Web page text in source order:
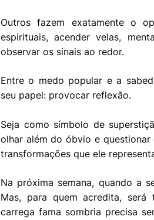
Outros fazem exatamente o
espirituais, acender velas,
observar os sinais ao redor.
Entre o medo popular e a
seu papel: provocar reflexão.
Seja como símbolo de
olhar além do óbvio e
transformações que ele
Na próxima semana, quando a
Mas, para quem acredita,
carrega fama sombria precisa